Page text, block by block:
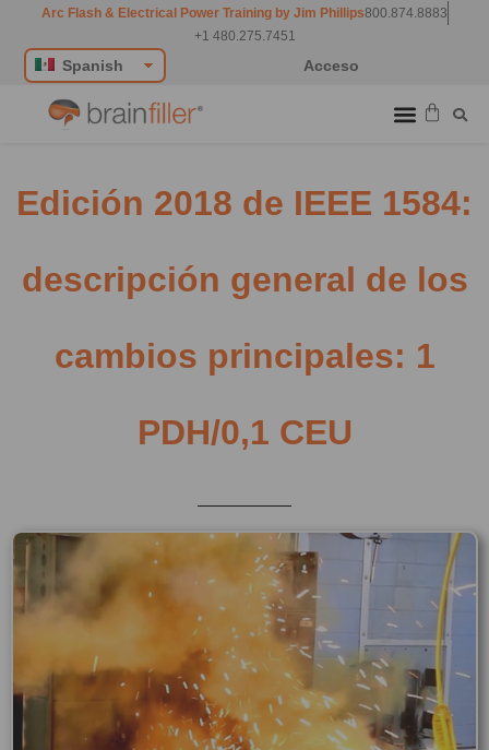
Arc Flash & Electrical Power Training by Jim Phillips800.874.8883
+1 480.275.7451
Spanish Acceso
Edición 2018 de IEEE 1584:
descripción general de los
cambios principales: 1
PDH/0,1 CEU